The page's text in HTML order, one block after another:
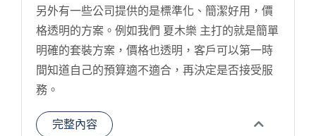
另外有一些公司提供的是標準化、簡潔好用，價
格透明的方案。例如我們 夏木樂 主打的就是簡單
明確的套裝方案，價格也透明，客戶可以第一時
間知道自己的預算適不適合，再決定是否接受服
務。
完整內容